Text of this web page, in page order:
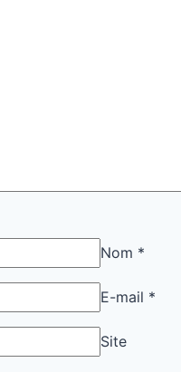
Nom *
E-mail *
Site